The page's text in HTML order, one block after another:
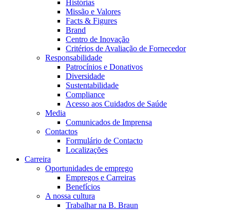
Histórias
Missão e Valores
Facts & Figures
Brand
Centro de Inovação
Critérios de Avaliação de Fornecedor
Responsabilidade
Patrocínios e Donativos
Diversidade
Sustentabilidade
Compliance
Acesso aos Cuidados de Saúde
Media
Comunicados de Imprensa
Contactos
Formulário de Contacto
Localizações
Carreira
Oportunidades de emprego
Empregos e Carreiras
Benefícios
A nossa cultura
Trabalhar na B. Braun